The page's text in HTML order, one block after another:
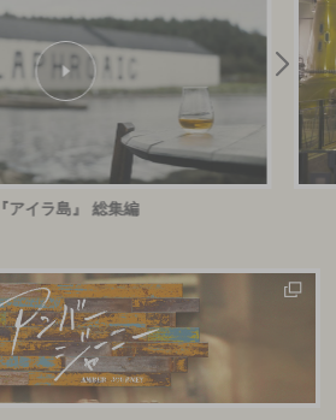
『アイラ島』 総集編